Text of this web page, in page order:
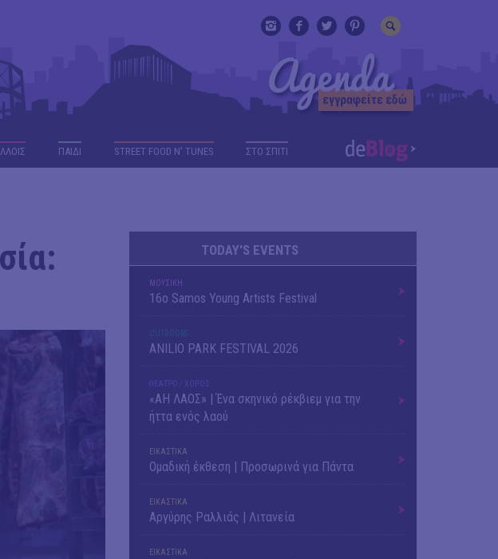
ΠΑΙΔΙ STREET FOOD N' TUNES ΣΤΟ ΣΠΙΤΙ
TODAY'S EVENTS
ΜΟΥΣΙΚΗ
16o Samos Young Artists Festival
OUTDΟORS
ANILIO PARK FESTIVAL 2026
ΘΕΑΤΡΟ / ΧΟΡΟΣ
«ΑΗ ΛΑΟΣ» | Ένα σκηνικό ρέκβιεμ για την
ήττα ενός λαού
ΕΙΚΑΣΤΙΚΑ
Ομαδική έκθεση | Προσωρινά για Πάντα
ΕΙΚΑΣΤΙΚΑ
Αργύρης Ραλλιάς | Λιτανεία
ΕΙΚΑΣΤΙΚΑ